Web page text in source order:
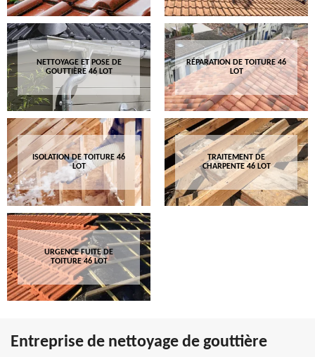
NETTOYAGE ET POSE DE
GOUTTIÈRE 46 LOT
RÉPARATION DE TOITURE 46
LOT
ISOLATION DE TOITURE 46
LOT
TRAITEMENT DE
CHARPENTE 46 LOT
URGENCE FUITE DE
TOITURE 46 LOT
Entreprise de nettoyage de gouttière